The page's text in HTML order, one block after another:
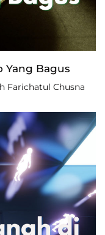
Yang Bagus
Farichatul Chusna